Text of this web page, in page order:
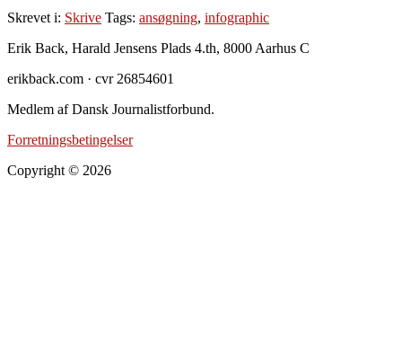
en
ansøgning
Skrevet i: Skrive Tags: ansøgning, infographic
Footer
Erik Back, Harald Jensens Plads 4.th, 8000 Aarhus C
erikback.com · cvr 26854601
Medlem af Dansk Journalistforbund.
Forretningsbetingelser
Copyright © 2026